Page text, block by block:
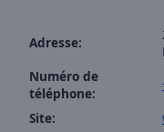
Color
Opacity
Adresse:
Numéro de
téléphone:
Site: